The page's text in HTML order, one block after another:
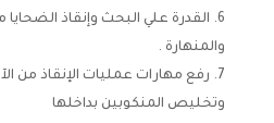
القدرة علي البحث وإنقاذ الضحايا
والمنهارة .
رفع مهارات عمليات الإنقاذ من
وتخليص المنكوبين بداخلها